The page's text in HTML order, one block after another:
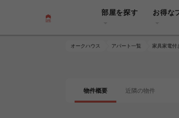
部屋を探す お得な
オークハウス アパート一覧 家具家電付
物件概要 近隣の物件